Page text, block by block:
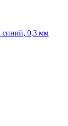
синий, 0,3 мм